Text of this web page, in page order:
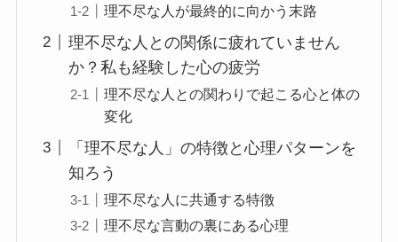
理不尽な人が最終的に向かう末路
理不尽な人との関係に疲れていません
か？私も経験した心の疲労
理不尽な人との関わりで起こる心と体の
変化
「理不尽な人」の特徴と心理パターンを
知ろう
理不尽な人に共通する特徴
理不尽な言動の裏にある心理